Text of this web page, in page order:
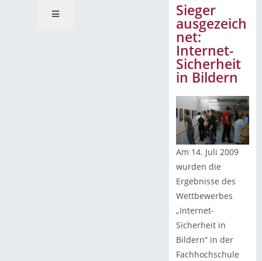
Sieger
ausgezeich
net:
Internet-
Sicherheit
in Bildern
Am 14. Juli 2009
wurden die
Ergebnisse des
Wettbewerbes
„Internet-
Sicherheit in
Bildern“ in der
Fachhochschule